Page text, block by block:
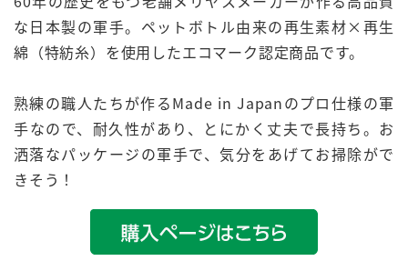
な日本製の軍手。ペットボトル由来の再生素材×再生
綿（特紡糸） を使用したエコマーク認定商品です。
熟練の職人たちが作るMade in Japanのプロ仕様の軍
手なので、 耐久性があり、とにかく 丈夫で長持ち。お
洒落なパッケージの軍手で、気分をあげてお掃除がで
きそう！